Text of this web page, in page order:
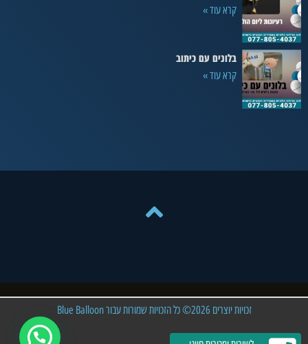
קרא עוד »
בלונים עם כיתוב
קרא עוד »
זכויות יוצרים 2026© כל הזכויות שמורות עבור Blue Balloon